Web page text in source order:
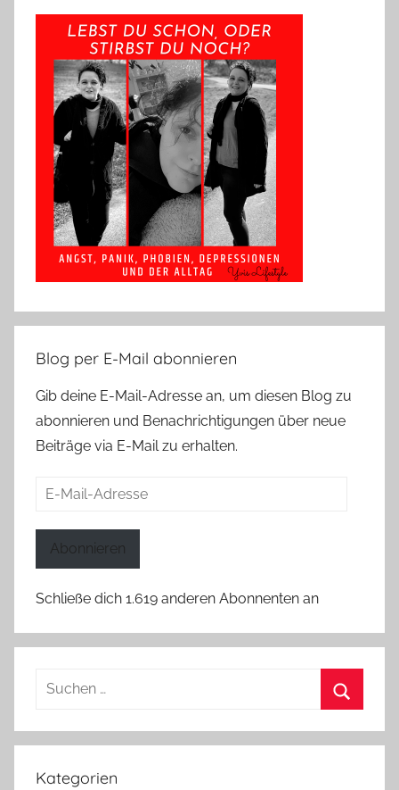
Blog per E-Mail abonnieren
Gib deine E-Mail-Adresse an, um diesen Blog zu
abonnieren und Benachrichtigungen über neue
Beiträge via E-Mail zu erhalten.
E-
Abonnieren
Schließe dich 1.619 anderen Abonnenten an
Suchen
Kategorien